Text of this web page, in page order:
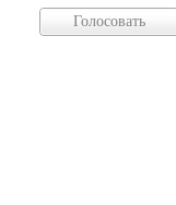
Голосовать